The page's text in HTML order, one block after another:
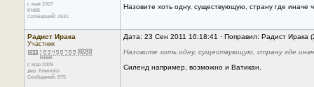
с мая 2007
KN88
Сообщений: 2531
Назовите хоть одну, существующую, страну где иначе
Радист Ирака
Участник
с мар 2009
дер. Лимпопо
Сообщений: 875
Дата: 23 Сен 2011 16:18:41 · Поправил: Радист Ирака
Назовите хоть одну, существующую, страну где
Силенд например, возможно и Ватикан.